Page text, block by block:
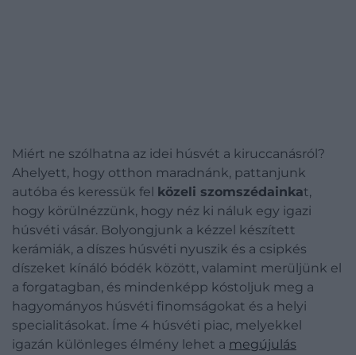
Miért ne szólhatna az idei húsvét a kiruccanásról?
Ahelyett, hogy otthon maradnánk, pattanjunk
autóba és keressük fel közeli szomszédainkat,
hogy körülnézzünk, hogy néz ki náluk egy igazi
húsvéti vásár. Bolyongjunk a kézzel készített
kerámiák, a díszes húsvéti nyuszik és a csipkés
díszeket kínáló bódék között, valamint merüljünk el
a forgatagban, és mindenképp kóstoljuk meg a
hagyományos húsvéti finomságokat és a helyi
specialitásokat. Íme 4 húsvéti piac, melyekkel
igazán különleges élmény lehet a megújulás